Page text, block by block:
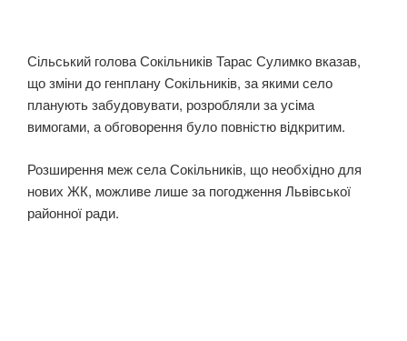
Сільський голова Сокільників Тарас Сулимко вказав,
що зміни до генплану Сокільників, за якими село
планують забудовувати, розробляли за усіма
вимогами, а обговорення було повністю відкритим.
Розширення меж села Сокільників, що необхідно для
нових ЖК, можливе лише за погодження Львівської
районної ради.